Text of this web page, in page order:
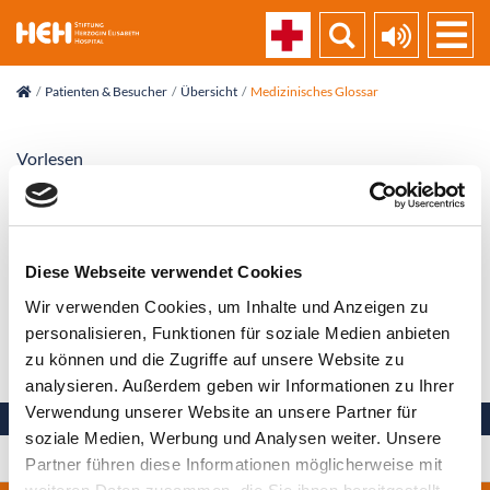
Diese Webseite verwendet Cookies
Wir verwenden Cookies, um Inhalte und Anzeigen zu
personalisieren, Funktionen für soziale Medien anbieten
zu können und die Zugriffe auf unsere Website zu
analysieren. Außerdem geben wir Informationen zu Ihrer
Verwendung unserer Website an unsere Partner für
soziale Medien, Werbung und Analysen weiter. Unsere
Partner führen diese Informationen möglicherweise mit
Patienten & Besucher Übersicht Medizinisches Glossar
Vorlesen
Angioplastie
Verfahren zur Erweiterung oder Wiedereröffnung von
verengten oder verschlossenen Gefäßen
Zurück zur Liste
Ihre Gesundheit in besten Händen